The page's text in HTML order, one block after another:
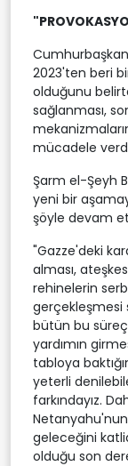
2023'ten beri
olduğunu
sağlanması,
mücadele
Şarm el-Şeyh
yeni bir
şöyle devam
"Gazze'deki
alması,
rehinelerin
gerçekleşmesi
bütün bu
yardımın
tabloya
yeterli
farkındayız.
geleceğini
olduğu son